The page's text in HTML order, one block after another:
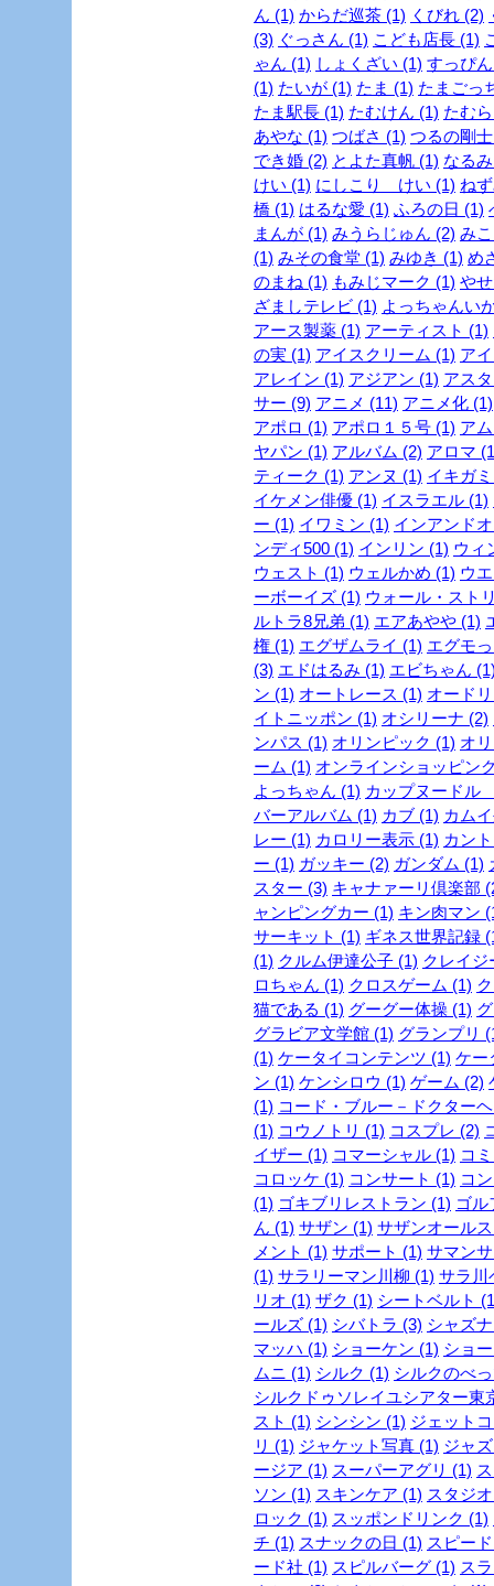
ん (1) からだ巡茶 (1) くびれ (2)
(3) ぐっさん (1) こども店長 (1)
ゃん (1) しょくざい (1) すっぴ
(1) たいが (1) たま (1) たまごっ
たま駅長 (1) たむけん (1) たむ
あやな (1) つばさ (1) つるの剛
でき婚 (2) とよた真帆 (1) なる
けい (1) にしこり けい (1) ね
橋 (1) はるな愛 (1) ふろの日 (1)
まんが (1) みうらじゅん (2) み
(1) みその食堂 (1) みゆき (1) め
のまね (1) もみじマーク (1) や
ざましテレビ (1) よっちゃんい
アース製薬 (1) アーティスト (1)
の実 (1) アイスクリーム (1) ア
アレイン (1) アジアン (1) アス
サー (9) アニメ (11) アニメ化 (1)
アポロ (1) アポロ１５号 (1) ア
ヤパン (1) アルバム (2) アロマ
ティーク (1) アンヌ (1) イキガ
イケメン俳優 (1) イスラエル (1)
ー (1) イワミン (1) インアンド
ンディ500 (1) インリン (1) ウィ
ウェスト (1) ウェルかめ (1) ウ
ーボーイズ (1) ウォール・スト
ルトラ8兄弟 (1) エアあやや (1)
権 (1) エグザムライ (1) エグモ
(3) エドはるみ (1) エビちゃん
ン (1) オートレース (1) オード
イトニッポン (1) オシリーナ (2)
ンパス (1) オリンピック (1) オ
ーム (1) オンラインショッピン
よっちゃん (1) カップヌードル
バーアルバム (1) カブ (1) カム
レー (1) カロリー表示 (1) カン
ー (1) ガッキー (2) ガンダム (1)
スター (3) キャナァーリ倶楽部
ャンピングカー (1) キン肉マン
サーキット (1) ギネス世界記録
(1) クルム伊達公子 (1) クレイジ
ロちゃん (1) クロスゲーム (1)
猫である (1) グーグー体操 (1)
グラビア文学館 (1) グランプリ
(1) ケータイコンテンツ (1) ケー
ン (1) ケンシロウ (1) ゲーム (2)
(1) コード・ブルー－ドクター
(1) コウノトリ (1) コスプレ (2)
イザー (1) コマーシャル (1) コ
コロッケ (1) コンサート (1) コ
(1) ゴキブリレストラン (1) ゴル
ん (1) サザン (1) サザンオール
メント (1) サポート (1) サマン
(1) サラリーマン川柳 (1) サラ川
リオ (1) ザク (1) シートベルト
ールズ (1) シバトラ (3) シャズ
マッハ (1) ショーケン (1) ショ
ムニ (1) シルク (1) シルクのべ
シルクドゥソレイユシアター東
スト (1) シンシン (1) ジェット
リ (1) ジャケット写真 (1) ジャ
ージア (1) スーパーアグリ (1)
ソン (1) スキンケア (1) スタジ
ロック (1) スッポンドリンク (1)
チ (1) スナックの日 (1) スピー
ード社 (1) スピルバーグ (1) ス